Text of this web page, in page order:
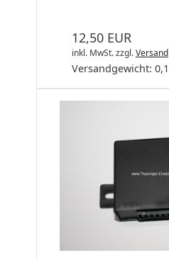
12,50 EUR
inkl. MwSt.zzgl.Versand
Versandgewicht: 0,1